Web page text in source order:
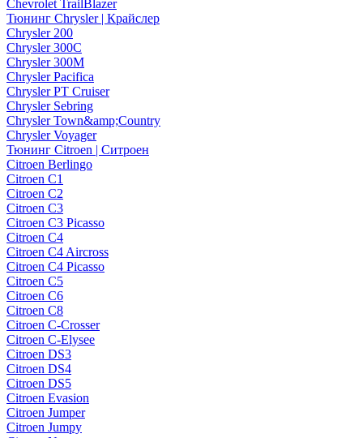
Chevrolet TrailBlazer
Тюнинг Chrysler | Крайслер
Chrysler 200
Chrysler 300C
Chrysler 300M
Chrysler Pacifica
Chrysler PT Cruiser
Chrysler Sebring
Chrysler Town&amp;Country
Chrysler Voyager
Тюнинг Citroen | Ситроен
Citroen Berlingo
Citroen C1
Citroen C2
Citroen C3
Citroen C3 Picasso
Citroen C4
Citroen C4 Aircross
Citroen C4 Picasso
Citroen C5
Citroen C6
Citroen C8
Citroen C-Crosser
Citroen C-Elysee
Citroen DS3
Citroen DS4
Citroen DS5
Citroen Evasion
Citroen Jumper
Citroen Jumpy